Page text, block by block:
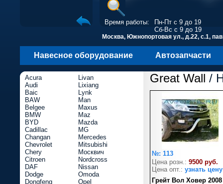
Время работы:
Пн-Пт с 9 до 19
Сб-Вс с 9 до 19
Москва, Южнопортовая ул., д.22, с.1,
Навесное оборудование Автозапчасти
Great Wall /
№: 113
Цена розн.: 9500 руб.
Цена опт.: узнать цену
Грейт Вол Ховер 2008
Acura
Audi
Baic
BAW
Belgee
BMW
BYD
Cadillac
Changan
Chevrolet
Chery
Citroen
DAF
Dodge
Dongfeng
Livan
Lixiang
Lynk
Man
Maxus
Maz
Mazda
MG
Mercedes
Mitsubishi
Москвич
Nordcross
Nissan
Omoda
Opel